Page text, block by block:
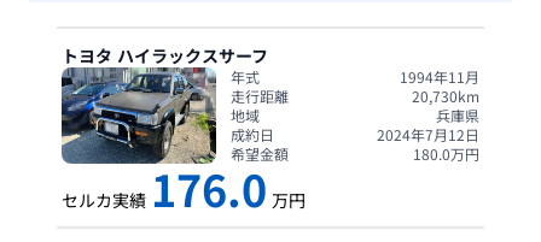
トヨタ ハイラックスサーフ
年式
1994年11月
走行距離
20,730km
地域
兵庫県
成約日
2024年7月12日
希望金額
180.0万円
セルカ実績 176.0 万円